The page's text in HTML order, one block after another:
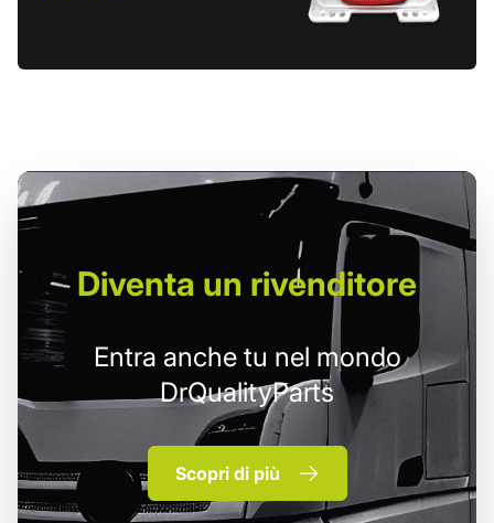
Diventa un rivenditore
Entra anche tu nel mondo
DrQualityParts
Scopri di più